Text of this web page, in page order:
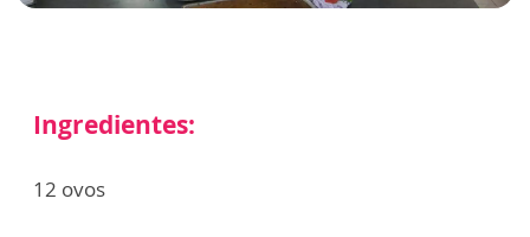
Ingredientes:
12 ovos